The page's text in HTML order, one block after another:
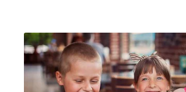
werden aktuelle Trends und
des Außer-Haus-Markts nach
Mit erstaunlichen Ergebnissen.